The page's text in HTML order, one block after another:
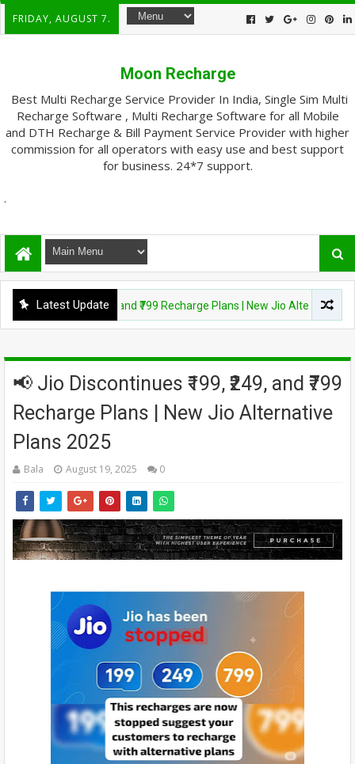
FRIDAY, AUGUST 7.
Moon Recharge
Best Multi Recharge Service Provider In India, Single Sim Multi
Recharge Software , Multi Recharge Software for all Mobile
and DTH Recharge & Bill Payment Service Provider with higher
commission for all operators with easy use and best support
for business. 24*7 support.
.
Latest Update
₹199, ₹249, and ₹799 Recharge Plans | New Jio Alternative Plans
📢 Jio Discontinues ₹199, ₹249, and ₹799
Recharge Plans | New Jio Alternative
Plans 2025
Bala August 19, 2025 0